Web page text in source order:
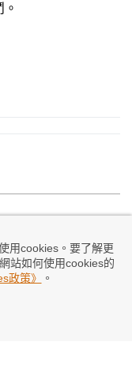
用cookies。要了解更
站如何使用cookies的
政策》 。